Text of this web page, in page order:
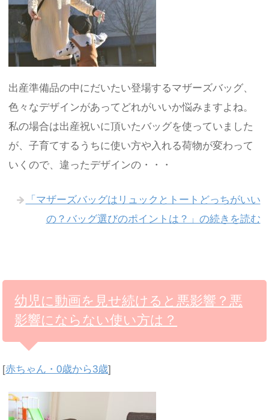
出産準備品の中にだいたい登場するマザーズバッグ、
色々なデザインがあってどれがいいか悩みますよね。
私の場合は出産祝いに頂いたバッグを使っていました
が、子育てするうちに使い方や入れる荷物が変わって
いくので、違ったデザインの・・・
「マザーズバッグはリュックとトートどっちがいい
の？バッグ選びのポイントは？」の続きを読む
幼児に動画を見せ続けると悪影響？悪
影響にならない使い方は？
[赤ちゃん・0歳から3歳]